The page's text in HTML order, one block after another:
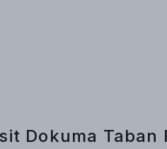
Dokuma Taban